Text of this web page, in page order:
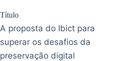
Título
A proposta do Ibict para
superar os desafios da
preservação digital